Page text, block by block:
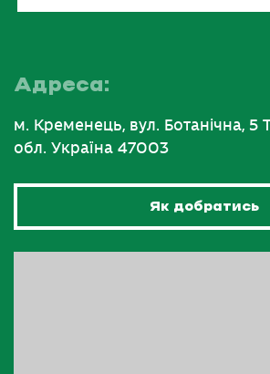
Адреса:
м. Кременець, вул. Ботанічна, 5
обл. Україна 47003
Як добратись